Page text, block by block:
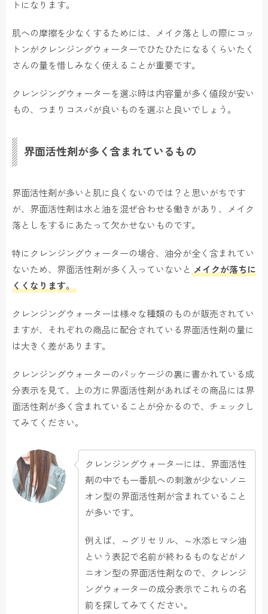
トになります。
肌への摩擦を少なくするためには、メイク落としの際にコッ
トンがクレンジングウォーターでひたひたになるくらいたく
さんの量を惜しみなく使えることが重要です。
クレンジングウォーターを選ぶ時は内容量が多く値段が安い
もの、つまりコスパが良いものを選ぶと良いでしょう。
界面活性剤が多く含まれているもの
界面活性剤が多いと肌に良くないのでは？と思いがちです
が、界面活性剤は水と油を混ぜ合わせる働きがあり、メイク
落としをするにあたって欠かせないものです。
特にクレンジングウォーターの場合、油分が全く含まれてい
ないため、界面活性剤が多く入っていないと メイクが落ちに
くくなります。
クレンジングウォーターは様々な種類のものが販売されてい
ますが、それぞれの商品に配合されている界面活性剤の量に
は大きく差があります。
クレンジングウォーターのパッケージの裏に書かれている成
分表示を見て、上の方に界面活性剤があればその商品には界
面活性剤が多く含まれていることが分かるので、チェックし
てみてください。
クレンジングウォーターには、界面活性
剤の中でも一番肌への刺激が少ないノニ
オン型の界面活性剤が含まれていること
が多いです。
例えば、～グリセリル、～水添ヒマシ油
という表記で名前が終わるものなどがノ
ニオン型の界面活性剤なので、クレンジ
ングウォーターの成分表示でこれらの名
前を探してみてください。